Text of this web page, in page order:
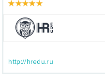
http://hredu.ru